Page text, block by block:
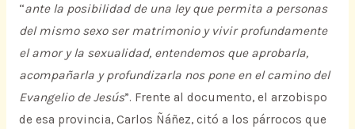
“ante la posibilidad de una ley que permita a personas
del mismo sexo ser matrimonio y vivir profundamente
el amor y la sexualidad, entendemos que aprobarla,
acompañarla y profundizarla nos pone en el camino del
Evangelio de Jesús”. Frente al documento, el arzobispo
de esa provincia, Carlos Ñáñez, citó a los párrocos que